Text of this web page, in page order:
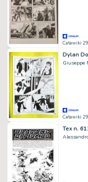
Catawiki
Giuseppe
Catawiki